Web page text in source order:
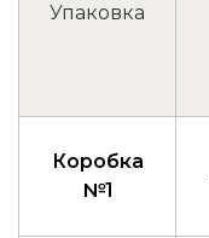
Упаковка
Коробка
№1